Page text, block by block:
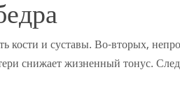
кости и суставы. Во-вторых,
снижает жизненный тонус.